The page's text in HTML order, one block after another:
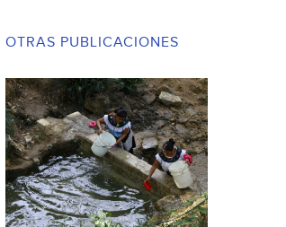
OTRAS PUBLICACIONES